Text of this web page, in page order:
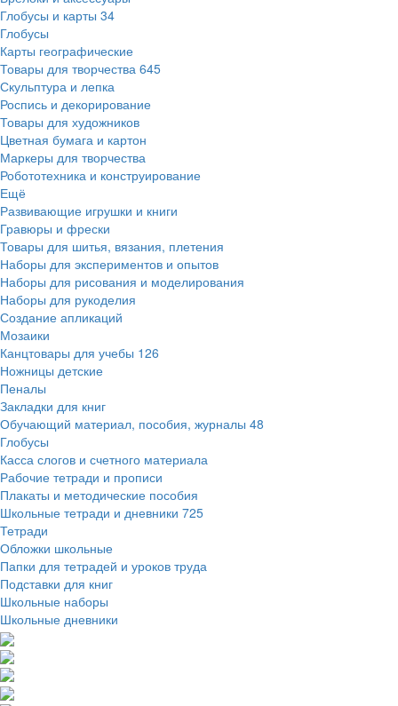
Глобусы и карты 34
Глобусы
Карты географические
Товары для творчества 645
Скульптура и лепка
Роспись и декорирование
Товары для художников
Цветная бумага и картон
Маркеры для творчества
Робототехника и конструирование
Ещё
Развивающие игрушки и книги
Гравюры и фрески
Товары для шитья, вязания, плетения
Наборы для экспериментов и опытов
Наборы для рисования и моделирования
Наборы для рукоделия
Создание апликаций
Мозаики
Канцтовары для учебы 126
Ножницы детские
Пеналы
Закладки для книг
Обучающий материал, пособия, журналы 48
Глобусы
Касса слогов и счетного материала
Рабочие тетради и прописи
Плакаты и методические пособия
Школьные тетради и дневники 725
Тетради
Обложки школьные
Папки для тетрадей и уроков труда
Подставки для книг
Школьные наборы
Школьные дневники